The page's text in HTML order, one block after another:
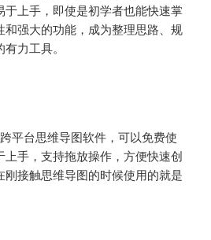
于上手，即使是初学者也能快速掌
和强大的功能，成为整理思路、规
力工具。
平台思维导图软件，可以免费使
手，支持拖放操作，方便快速创
接触思维导图的时候使用的就是